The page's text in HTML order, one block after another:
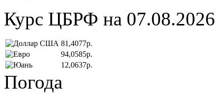
Курс ЦБРФ на 07.08.2026
81,4077р.
94,0585р.
12,0637р.
Погода